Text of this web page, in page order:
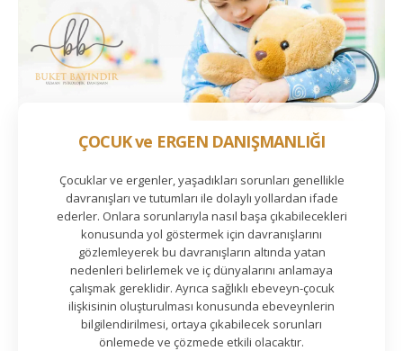
ÇOCUK ve ERGEN DANIŞMANLIĞI
Çocuklar ve ergenler, yaşadıkları sorunları genellikle
davranışları ve tutumları ile dolaylı yollardan ifade
ederler. Onlara sorunlarıyla nasıl başa çıkabilecekleri
konusunda yol göstermek için davranışlarını
gözlemleyerek bu davranışların altında yatan
nedenleri belirlemek ve iç dünyalarını anlamaya
çalışmak gereklidir. Ayrıca sağlıklı ebeveyn-çocuk
ilişkisinin oluşturulması konusunda ebeveynlerin
bilgilendirilmesi, ortaya çıkabilecek sorunları
önlemede ve çözmede etkili olacaktır.